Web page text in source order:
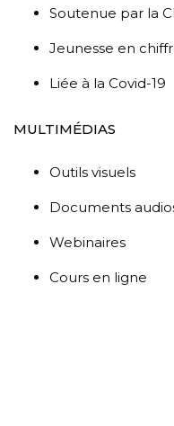
Soutenue par la
Jeunesse en
Liée à la Covid-19
MULTIMÉDIAS
Outils visuels
Documents
Webinaires
Cours en ligne